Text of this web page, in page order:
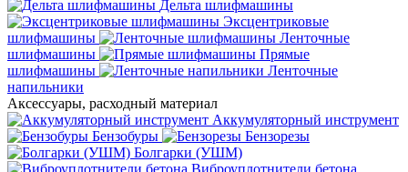
Дельта шлифмашины
Эксцентриковые
шлифмашины
Ленточные
шлифмашины
Прямые
шлифмашины
Ленточные
напильники
Аксессуары, расходный материал
Аккумуляторный инструмент
Бензобуры
Бензорезы
Болгарки (УШМ)
Виброуплотнители бетона